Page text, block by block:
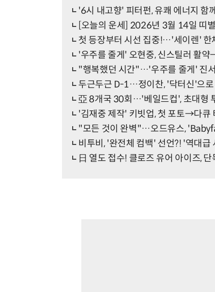
'6시 내고향' 피터펀, 유쾌 에너지 함
[오늘의 운세] 2026년 3월 14일 띠별
첫 등장부터 시선 집중!…'세이렌' 한
'우주를 줄게' 오현중, 신스틸러 활
"행복했던 시간"…'우주를 줄게' 진서
두근두근 D-1…정이찬, '닥터신'으
亞 8개국 30회…'베일드컵', 초대형
'김재중 제작' 키빗업, 첫 포토→다
"모든 것이 완벽"…오드유스,
비투비, '완전체 컴백' 선언?! '역대급
日 열도 접수! 클로즈 유어 아이즈, 단